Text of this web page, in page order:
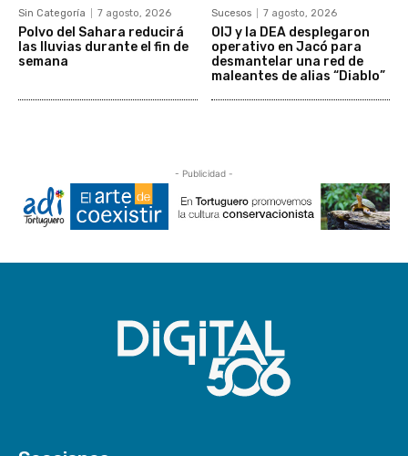
Sin Categoría 7 agosto, 2026
Polvo del Sahara reducirá
las lluvias durante el fin de
semana
Sucesos 7 agosto, 2026
OIJ y la DEA desplegaron
operativo en Jacó para
desmantelar una red de
maleantes de alias “Diablo”
- Publicidad -